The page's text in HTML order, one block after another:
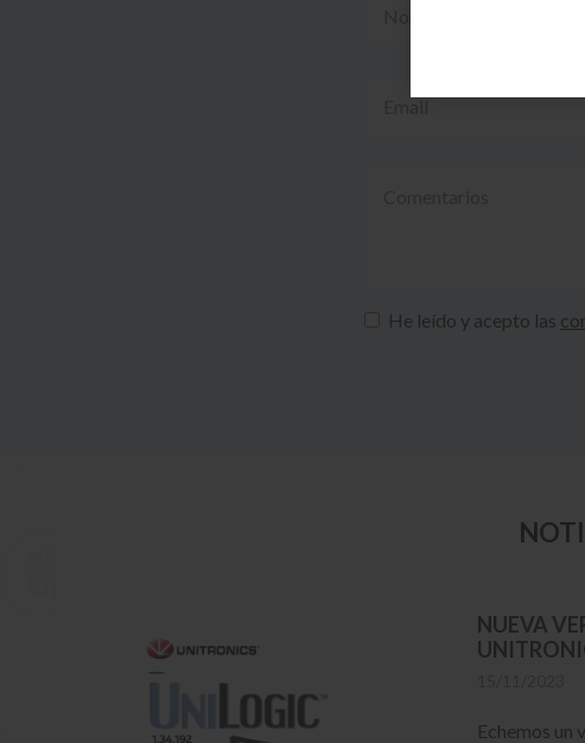
He leído y acepto las
NUEVA
Echemos un